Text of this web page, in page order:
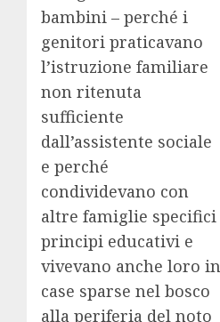
bambini – perché i
genitori praticavano
l’istruzione familiare
non ritenuta
sufficiente
dall’assistente sociale
e perché
condividevano con
altre famiglie specifici
principi educativi e
vivevano anche loro in
case sparse nel bosco
alla periferia del noto